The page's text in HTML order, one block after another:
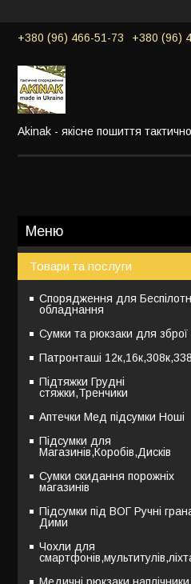
+380 (96) 466-51-73 +380 (96)
Akinak - якісне пошиття
Товари та послуги
Спорядження для
обладнання
Сумки та рюкзаки для зброї
Патронташі
Підтяжки Грудні
стяжки,Тренчики
Аптечки Мед підсумки Ноші
Підсумки для
Магазинів,Коробів,Дисків
Сумки скидання порожніх
магазинів
Підсумки під ВОГ Ручні
Дими
Чохли для
Медичні рюкзаки наплічники